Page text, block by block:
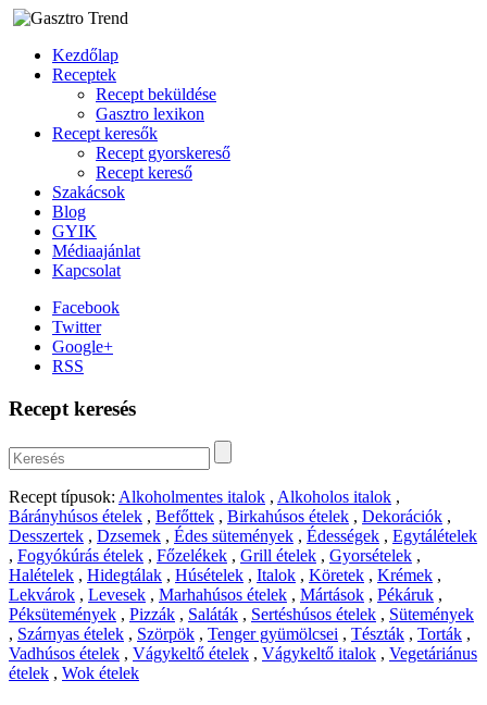
Kezdőlap
Receptek
Recept beküldése
Gasztro lexikon
Recept keresők
Recept gyorskereső
Recept kereső
Szakácsok
Blog
GYIK
Médiaajánlat
Kapcsolat
Facebook
Twitter
Google+
RSS
Recept keresés
Recept típusok: Alkoholmentes italok , Alkoholos italok ,
Bárányhúsos ételek , Befőttek , Birkahúsos ételek , Dekorációk ,
Desszertek , Dzsemek , Édes sütemények , Édességek , Egytálételek
, Fogyókúrás ételek , Főzelékek , Grill ételek , Gyorsételek ,
Halételek , Hidegtálak , Húsételek , Italok , Köretek , Krémek ,
Lekvárok , Levesek , Marhahúsos ételek , Mártások , Pékáruk ,
Péksütemények , Pizzák , Saláták , Sertéshúsos ételek , Sütemények
, Szárnyas ételek , Szörpök , Tenger gyümölcsei , Tészták , Torták ,
Vadhúsos ételek , Vágykeltő ételek , Vágykeltő italok , Vegetáriánus
ételek , Wok ételek